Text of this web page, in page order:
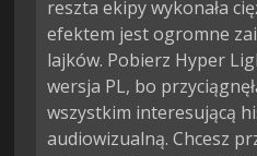
reszta ekipy wykonała
efektem jest ogromne
lajków. Pobierz Hyper
wersja PL, bo
wszystkim interesującą
audiowizualną. Chcesz